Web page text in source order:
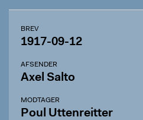
BREV
1917-09-12
AFSENDER
Axel Salto
MODTAGER
Poul Uttenreitter